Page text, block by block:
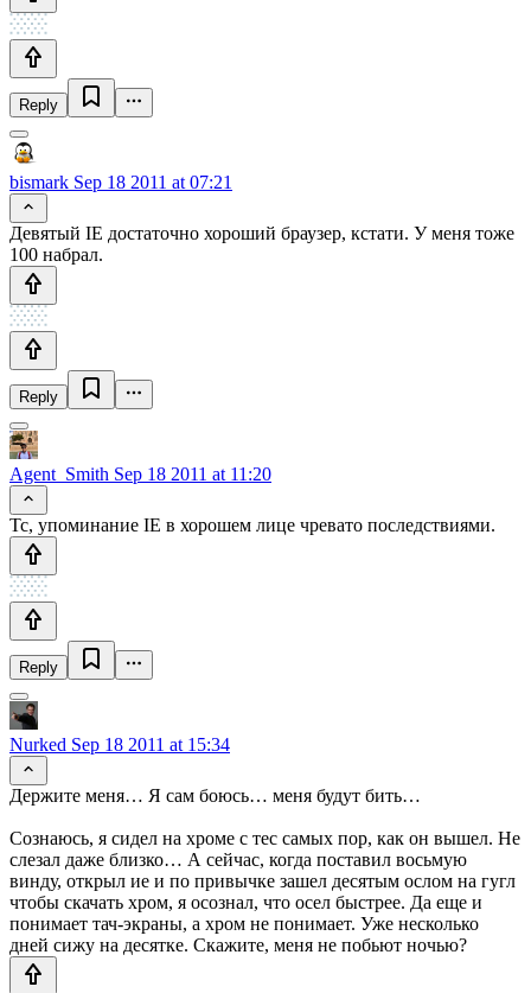
Reply
bismark Sep 18 2011 at 07:21
Девятый IE достаточно хороший браузер, кстати. У меня тоже
100 набрал.
Reply
Agent_Smith Sep 18 2011 at 11:20
Тс, упоминание IE в хорошем лице чревато последствиями.
Reply
Nurked Sep 18 2011 at 15:34
Держите меня… Я сам боюсь… меня будут бить…
Сознаюсь, я сидел на хроме с тес самых пор, как он вышел. Не
слезал даже близко… А сейчас, когда поставил восьмую
винду, открыл ие и по привычке зашел десятым ослом на гугл
чтобы скачать хром, я осознал, что осел быстрее. Да еще и
понимает тач-экраны, а хром не понимает. Уже несколько
дней сижу на десятке. Скажите, меня не побьют ночью?